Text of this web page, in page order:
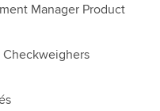
Manager Product
Checkweighers